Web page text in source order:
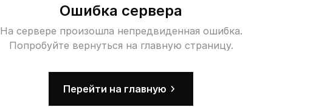
Ошибка сервера
На сервере произошла непредвиденная ошибка.
Попробуйте вернуться на главную страницу.
Перейти на главную